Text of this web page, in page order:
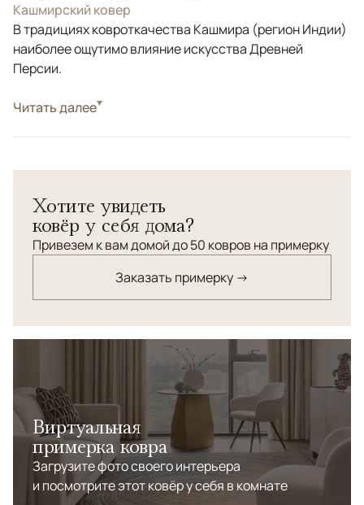
Кашмирский ковер
В традициях ковроткачества Кашмира (регион Индии)
наиболее ощутимо влияние искусства Древней
Персии.
СтильКлассические
персидский сюжетный орнамент.
Читать далее
Хотите увидеть
ковёр у себя дома?
Привезем к вам домой до 50 ковров на примерку
Заказать примерку →
Виртуальная
примерка ковра
Загрузите фото своего интерьера
и посмотрите этот ковёр у себя в комнате